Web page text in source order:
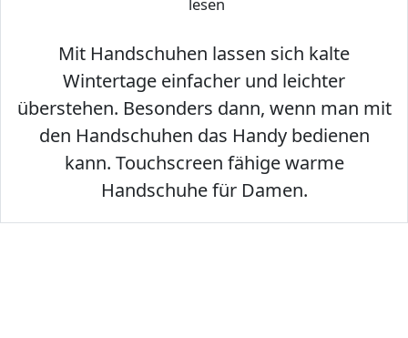
lesen
Mit Handschuhen lassen sich kalte
Wintertage einfacher und leichter
überstehen. Besonders dann, wenn man mit
den Handschuhen das Handy bedienen
kann. Touchscreen fähige warme
Handschuhe für Damen.